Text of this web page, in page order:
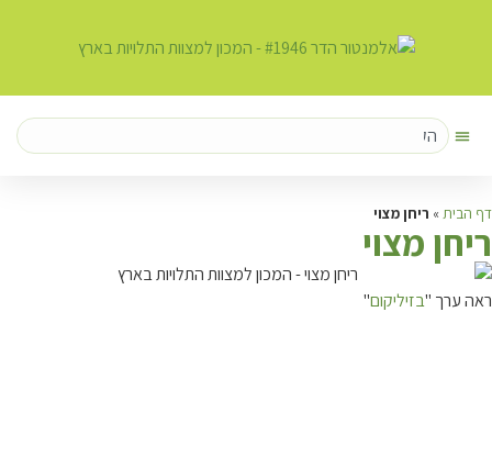
דף הבית » ריחן מצוי
ריחן מצוי
ראה ערך "בזיליקום"